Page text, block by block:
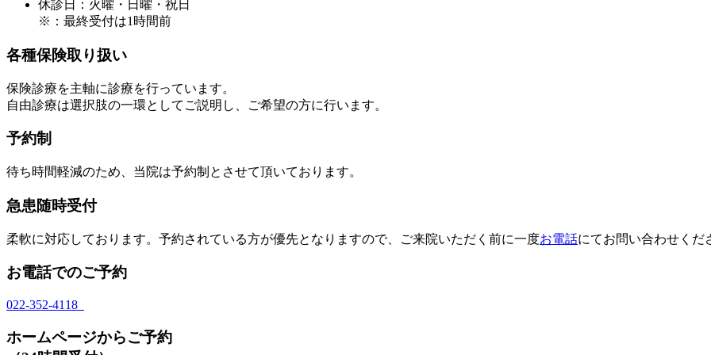
休診日：火曜・日曜・祝日
※：最終受付は1時間前
各種保険取り扱い
保険診療を主軸に診療を行っています。
自由診療は選択肢の一環としてご説明し、ご希望の方に行います。
予約制
待ち時間軽減のため、当院は予約制とさせて頂いております。
急患随時受付
柔軟に対応しております。予約されている方が優先となりますので、ご来院いただく前に一度お電話にてお問い合わせくだ
お電話でのご予約
022-352-4118
ホームページからご予約